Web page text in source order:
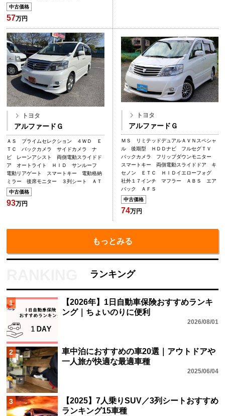
中古価格
57万円
トヨタ
アルファードＧ
ＡＳ プライムセレクション ４ＷＤ Ｅ
ＴＣ バックカメラ サイドカメラ ナ
ビ レーンアシスト 両側電動スライドド
ア オートライト ＨＩＤ サンルーフ
電動リアゲート スマートキー 電動格納
ミラー 後席モニター ３列シート ＡＴ
中古価格
93万円
トヨタ
アルファードＧ
ＭＳ リミテッドデュアルＡＶＮスペシャ
ル 後期型 ＨＤＤナビ フルセグＴＶ
バックカメラ フリップダウンモニター
スマートキー 両側電動スライドドア キ
セノン ＥＴＣ ＨＩＤイエローフォグ
社外１７インチ マフラー ＡＢＳ エア
バック ＡＦＳ
中古価格
74万円
もっとみる
ランキング
1
【2026年】1日自動車保険おすすめランキ
ング｜ちょいのりに便利
2026/08/01
2
車中泊におすすめの車20選｜アウトドアや
一人旅が快適な最適車種
2025/06/04
3
【2025】7人乗りSUV／3列シートおすすめ
ランキング15車種